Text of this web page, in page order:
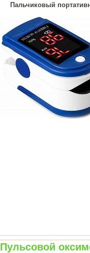
Пальчиковый
Пульсовой